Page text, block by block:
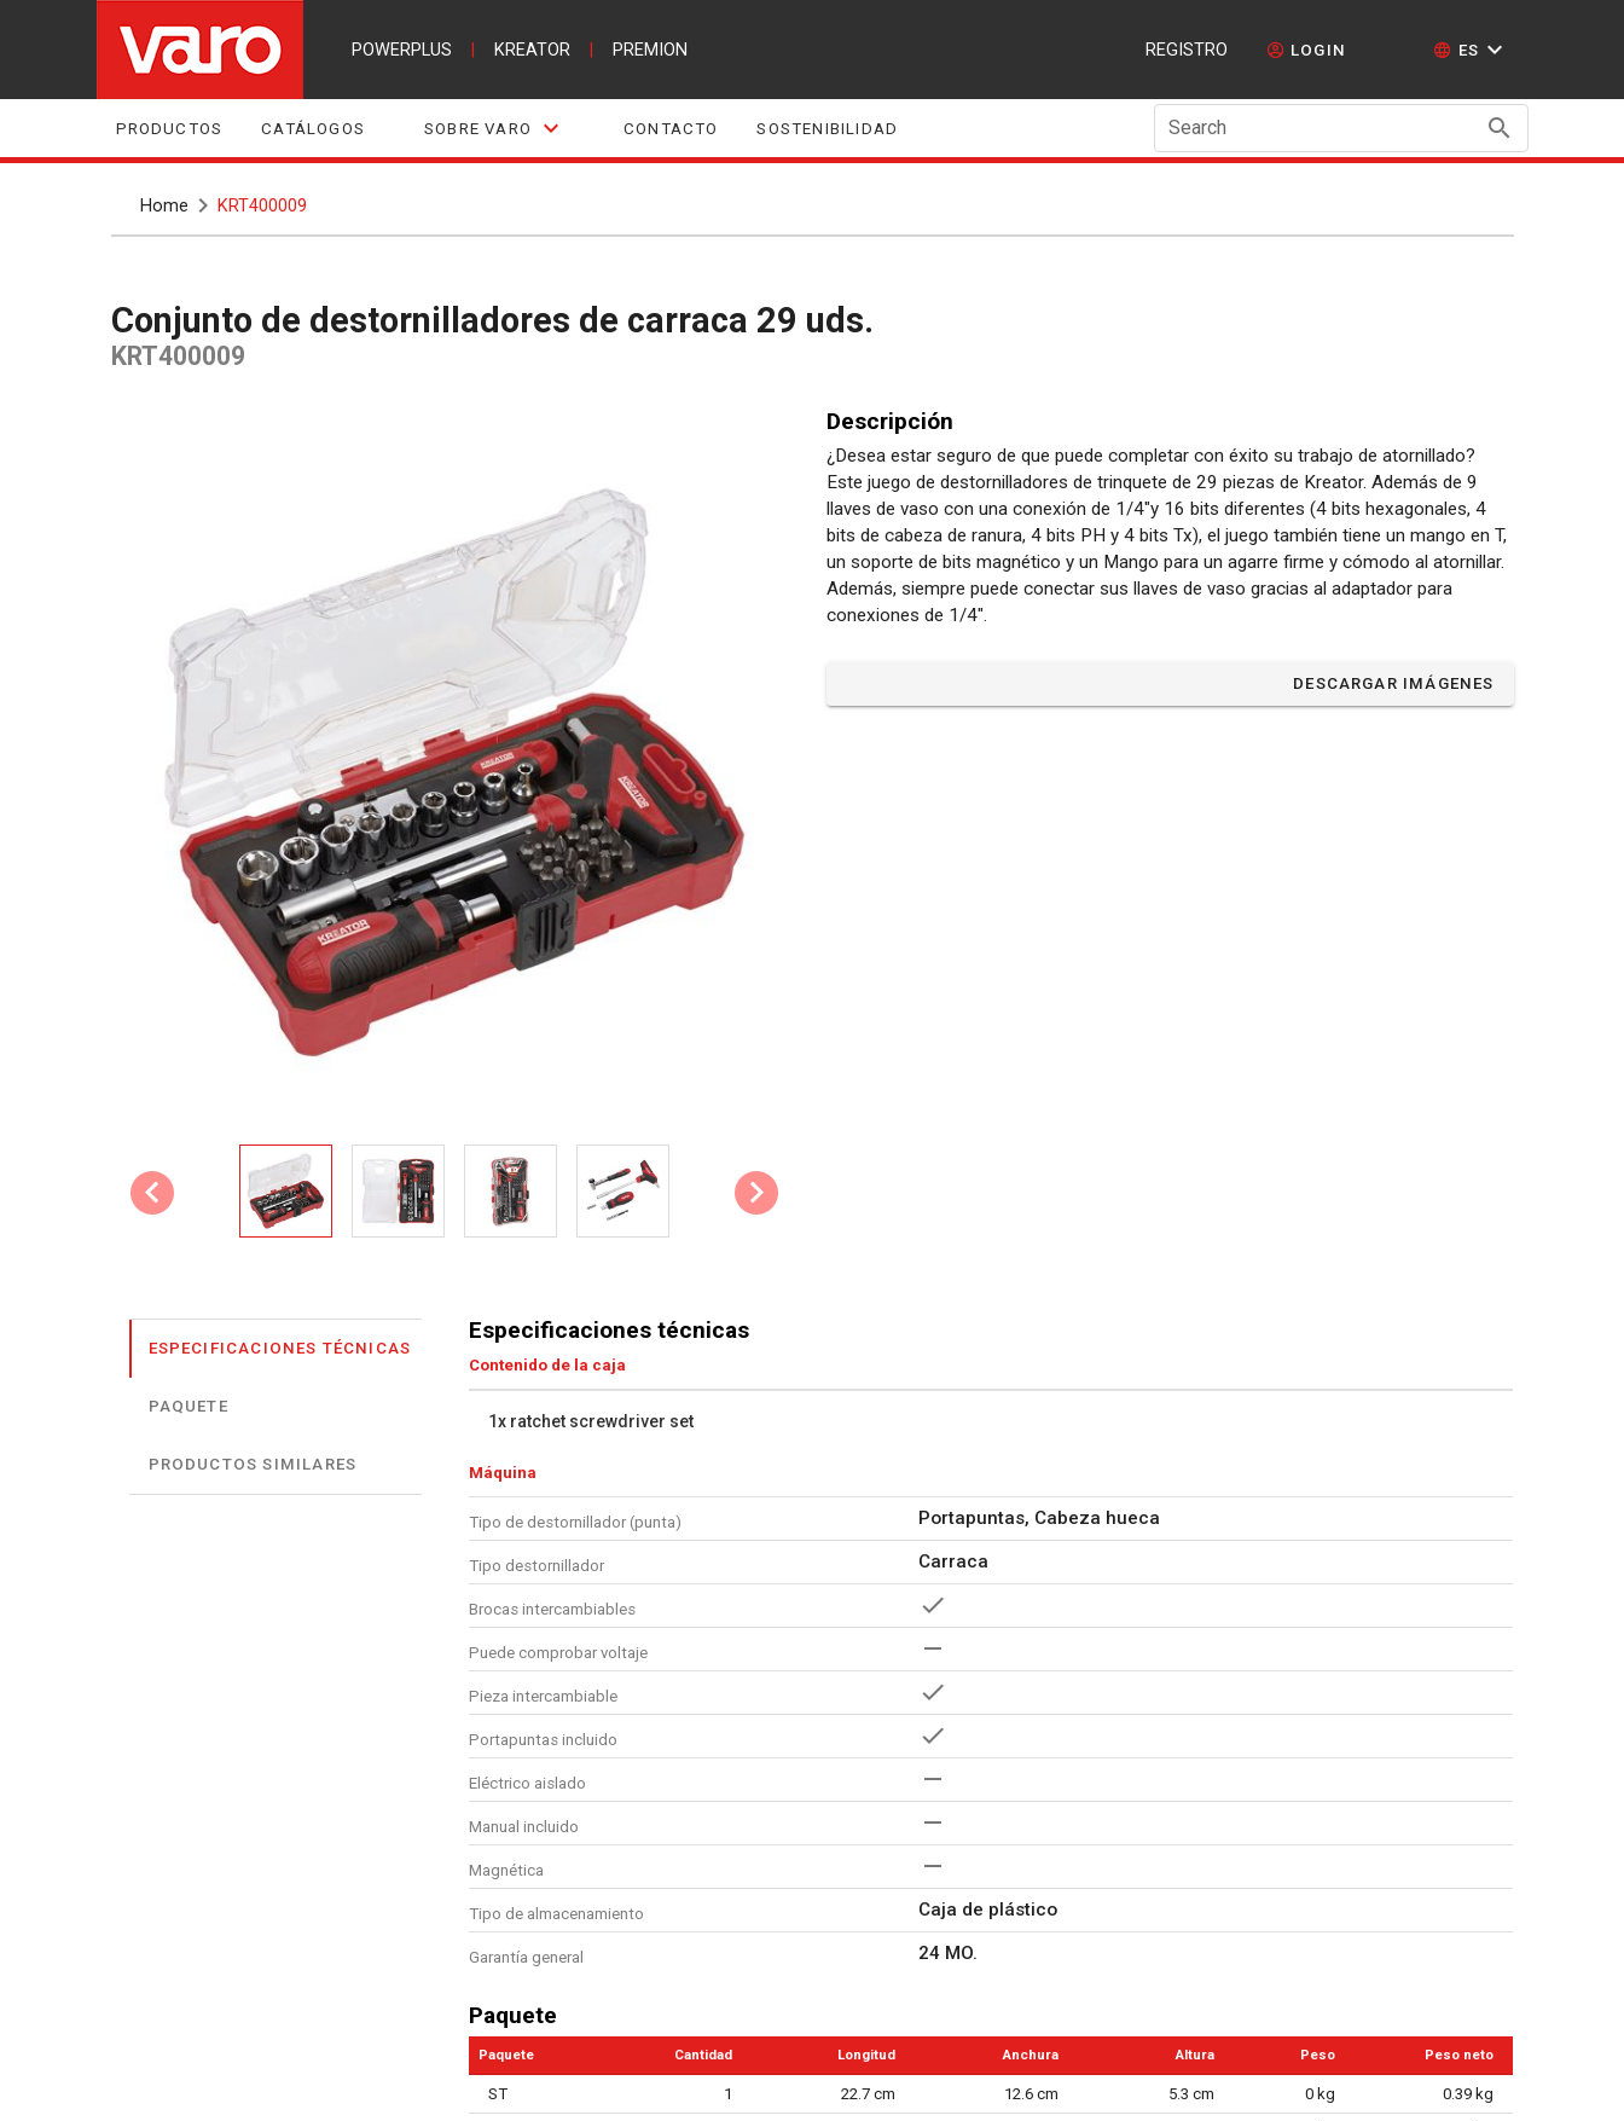
POWERPLUS KREATOR PREMION REGISTRO LOGIN ES
PRODUCTOS CATÁLOGOS SOBRE VARO CONTACTO SOSTENIBILIDAD Search
Home KRT400009
Conjunto de destornilladores de carraca 29 uds.
KRT400009
Descripción
¿Desea estar seguro de que puede completar con éxito su trabajo de atornillado?
Este juego de destornilladores de trinquete de 29 piezas de Kreator. Además de 9
llaves de vaso con una conexión de 1/4"y 16 bits diferentes (4 bits hexagonales, 4
bits de cabeza de ranura, 4 bits PH y 4 bits Tx), el juego también tiene un mango en T,
un soporte de bits magnético y un Mango para un agarre firme y cómodo al atornillar.
Además, siempre puede conectar sus llaves de vaso gracias al adaptador para
conexiones de 1/4".
DESCARGAR IMÁGENES
ESPECIFICACIONES TÉCNICAS
PAQUETE
PRODUCTOS SIMILARES
Especificaciones técnicas
Contenido de la caja
1x ratchet screwdriver set
Máquina
Tipo de destornillador (punta) Portapuntas, Cabeza hueca
Tipo destornillador Carraca
Brocas intercambiables
Puede comprobar voltaje
Pieza intercambiable
Portapuntas incluido
Eléctrico aislado
Manual incluido
Magnética
Tipo de almacenamiento Caja de plástico
Garantía general 24 MO.
Paquete
Paquete Cantidad Longitud Anchura Altura Peso Peso neto
ST 1 22.7 cm 12.6 cm 5.3 cm 0 kg 0.39 kg